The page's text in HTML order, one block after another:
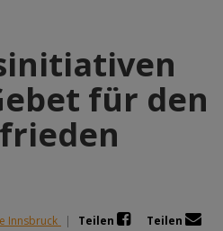
für den
Innsbruck | Teilen
Teilen